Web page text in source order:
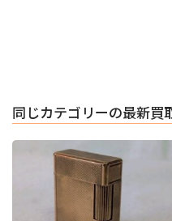
同じカテゴリーの最新買